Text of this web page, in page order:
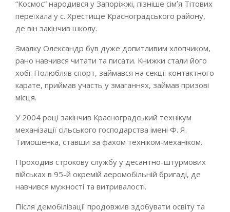
“Космос” народився у Запоріжжі, пізніше сімʼя Тітових
переїхала у с. Хрестище Красноградського району,
де він закінчив школу.
Змалку Олександр був дуже допитливим хлопчиком,
рано навчився читати та писати. Книжки стали його
хобі. Полюбляв спорт, займався на секції контактного
карате, приймав участь у змаганнях, займав призові
місця.
У 2004 році закінчив Красноградський технікум
механізації сільського господарства імені Ф. Я.
Тимошенка, ставши за фахом техніком-механіком.
Проходив строкову службу у десантно-штурмових
військах в 95-й окремій аеромобільній бригаді, де
навчився мужності та витривалості.
Після демобілізації продовжив здобувати освіту та